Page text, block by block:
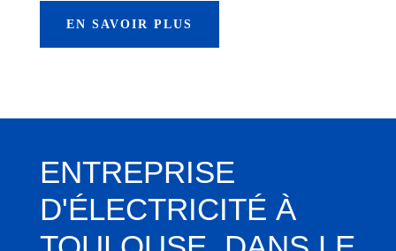
EN SAVOIR PLUS
ENTREPRISE
D'ÉLECTRICITÉ À